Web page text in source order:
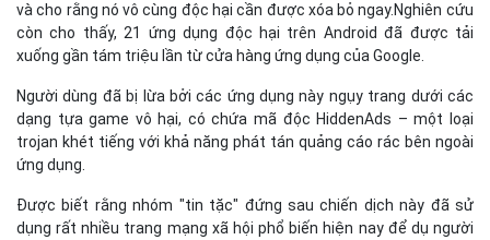
và cho rằng nó vô cùng độc hại cần được xóa bỏ ngay. Nghiên cứu
còn cho thấy, 21 ứng dụng độc hại trên Android đã được tải
xuống gần tám triệu lần từ cửa hàng ứng dụng của Google.
Người dùng đã bị lừa bởi các ứng dụng này ngụy trang dưới các
dạng tựa game vô hại, có chứa mã độc HiddenAds – một loại
trojan khét tiếng với khả năng phát tán quảng cáo rác bên ngoài
ứng dụng.
Được biết rằng nhóm "tin tặc" đứng sau chiến dịch này đã sử
dụng rất nhiều trang mạng xã hội phổ biến hiện nay để dụ người